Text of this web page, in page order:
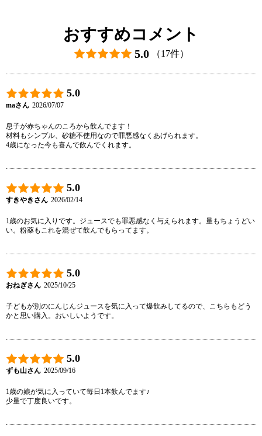
おすすめコメント
5.0 （17件）
5.0
maさん 2026/07/07
息子が赤ちゃんのころから飲んでます！
材料もシンプル、砂糖不使用なので罪悪感なくあげられます。
4歳になった今も喜んで飲んでくれます。
5.0
すきやきさん 2026/02/14
1歳のお気に入りです。ジュースでも罪悪感なく与えられます。量もちょうどい
い。粉薬もこれを混ぜて飲んでもらってます。
5.0
おねぎさん 2025/10/25
子どもが別のにんじんジュースを気に入って爆飲みしてるので、こちらもどう
かと思い購入。おいしいようです。
5.0
ずも山さん 2025/09/16
1歳の娘が気に入っていて毎日1本飲んでます♪
少量で丁度良いです。